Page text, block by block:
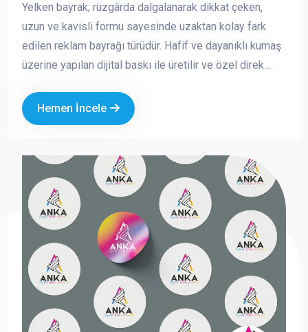
Yelken bayrak; rüzgârda dalgalanarak dikkat çeken,
uzun ve kavisli formu sayesinde uzaktan kolay fark
edilen reklam bayrağı türüdür. Hafif ve dayanıklı kumaş
üzerine yapılan dijital baskı ile üretilir ve özel direk
Hemen İncele